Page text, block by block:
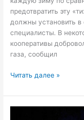
предотвратить эту
должны установить в
специалисты. В
кооперативы
газа, сообщил
Читать далее »